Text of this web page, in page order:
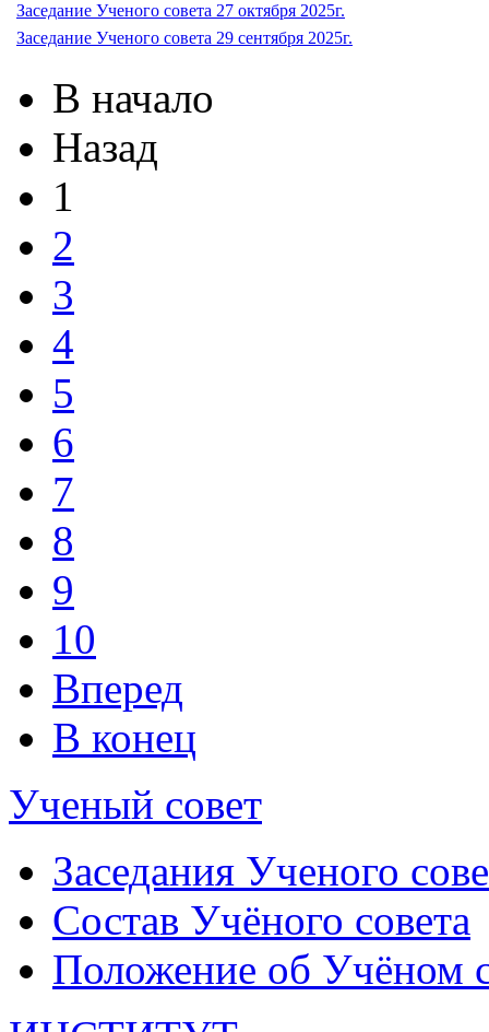
Заседание Ученого совета 27 октября 2025г.
Заседание Ученого совета 29 сентября 2025г.
В начало
Назад
1
2
3
4
5
6
7
8
9
10
Вперед
В конец
Ученый совет
Заседания Ученого
Состав Учёного совета
Положение об Учёном